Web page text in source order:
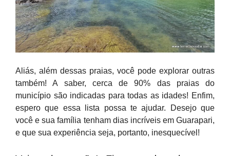
Aliás, além dessas praias, você pode explorar outras
também! A saber, cerca de 90% das praias do
município são indicadas para todas as idades! Enfim,
espero que essa lista possa te ajudar. Desejo que
você e sua família tenham dias incríveis em Guarapari,
e que sua experiência seja, portanto, inesquecível!